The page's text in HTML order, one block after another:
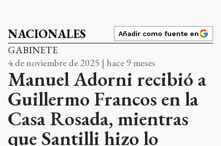
NACIONALES Añadir como fuente en
GABINETE
4 de noviembre de 2025 | hace 9 meses
Manuel Adorni recibió a
Guillermo Francos en la
Casa Rosada, mientras
que Santilli hizo lo